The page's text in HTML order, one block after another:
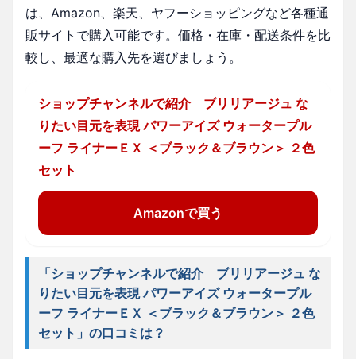
は、Amazon、楽天、ヤフーショッピングなど各種通
販サイトで購入可能です。価格・在庫・配送条件を比
較し、最適な購入先を選びましょう。
ショップチャンネルで紹介 ブリリアージュ な
りたい目元を表現 パワーアイズ ウォータープル
ーフ ライナーＥＸ ＜ブラック＆ブラウン＞ ２色
セット
Amazonで買う
「ショップチャンネルで紹介 ブリリアージュ な
りたい目元を表現 パワーアイズ ウォータープル
ーフ ライナーＥＸ ＜ブラック＆ブラウン＞ ２色
セット」の口コミは？